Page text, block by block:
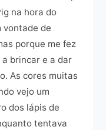
na hora do
vontade de
porque me fez
brincar e a dar
As cores muitas
vejo um
dos lápis de
tentava